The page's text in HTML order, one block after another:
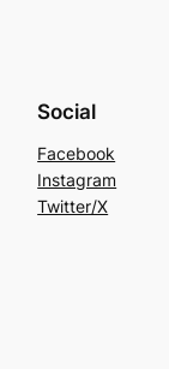
Social
Facebook
Instagram
Twitter/X